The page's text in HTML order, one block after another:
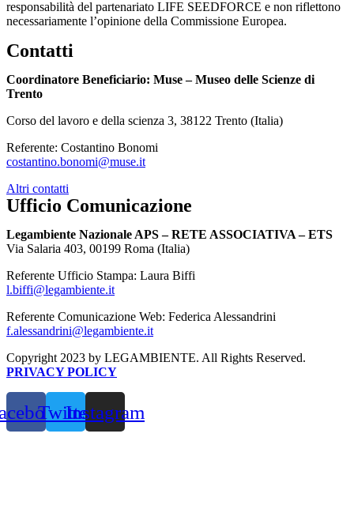
responsabilità del partenariato LIFE SEEDFORCE e non riflettono
necessariamente l’opinione della Commissione Europea.
Contatti
Coordinatore Beneficiario: Muse – Museo delle Scienze di
Trento
Corso del lavoro e della scienza 3, 38122 Trento (Italia)
Referente: Costantino Bonomi
costantino.bonomi@muse.it
Altri contatti
Ufficio Comunicazione
Legambiente Nazionale APS – RETE ASSOCIATIVA – ETS
Via Salaria 403, 00199 Roma (Italia)
Referente Ufficio Stampa: Laura Biffi
l.biffi@legambiente.it
Referente Comunicazione Web: Federica Alessandrini
f.alessandrini@legambiente.it
Copyright 2023 by LEGAMBIENTE. All Rights Reserved.
PRIVACY POLICY
TwitterInstagram